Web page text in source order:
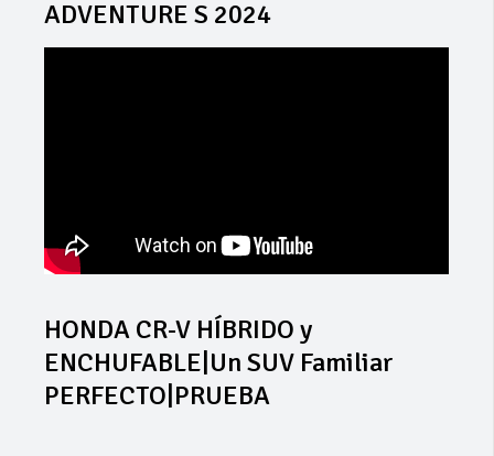
ADVENTURE S 2024
HONDA CR-V HÍBRIDO y
ENCHUFABLE|Un SUV Familiar
PERFECTO|PRUEBA